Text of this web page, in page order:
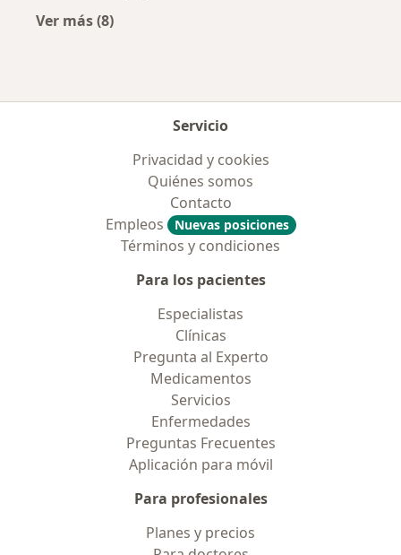
Ver más (8)
Servicio
Privacidad y cookies
Quiénes somos
Contacto
Empleos
Nuevas posiciones
Términos y condiciones
Para los pacientes
Especialistas
Clínicas
Pregunta al Experto
Medicamentos
Servicios
Enfermedades
Preguntas Frecuentes
Aplicación para móvil
Para profesionales
Planes y precios